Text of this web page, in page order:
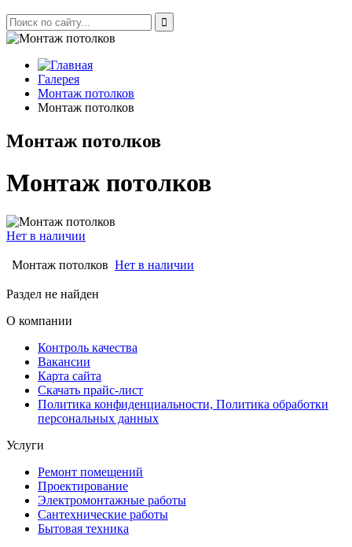
Галерея
Монтаж потолков
Монтаж потолков
Монтаж потолков
Монтаж потолков
Нет в наличии
Монтаж потолков Нет в наличии
Раздел не найден
О компании
Контроль качества
Вакансии
Карта сайта
Скачать прайс-лист
Политика конфиденциальности, Политика обработки
персональных данных
Услуги
Ремонт помещений
Проектирование
Электромонтажные работы
Сантехнические работы
Бытовая техника